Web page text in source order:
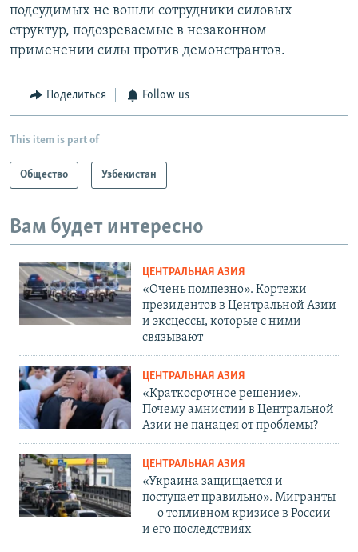
подсудимых не вошли сотрудники силовых
структур, подозреваемые в незаконном
применении силы против демонстрантов.
Поделиться Follow us
This item is part of
Общество Узбекистан
Вам будет интересно
ЦЕНТРАЛЬНАЯ АЗИЯ
«Очень помпезно». Кортежи
президентов в Центральной Азии
и эксцессы, которые с ними
связывают
ЦЕНТРАЛЬНАЯ АЗИЯ
«Краткосрочное решение».
Почему амнистии в Центральной
Азии не панацея от проблемы?
ЦЕНТРАЛЬНАЯ АЗИЯ
«Украина защищается и
поступает правильно». Мигранты
— о топливном кризисе в России
и его последствиях